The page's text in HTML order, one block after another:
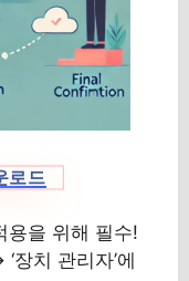
로드
을 위해 필수!
‘장치 관리자’에